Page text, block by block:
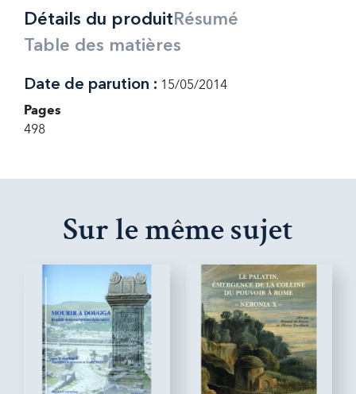
Détails du produit Résumé
Table des matières
Date de parution : 15/05/2014
Pages
498
Sur le même sujet